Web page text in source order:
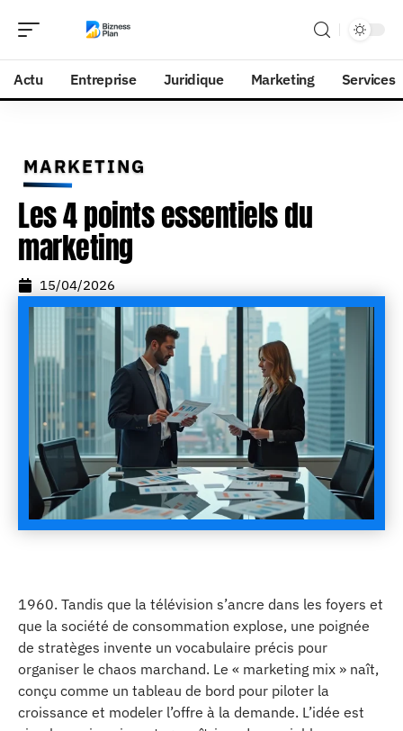
Actu Entreprise Juridique Marketing Services
MARKETING
Les 4 points essentiels du
marketing
15/04/2026
1960. Tandis que la télévision s’ancre dans les foyers et
que la société de consommation explose, une poignée
de stratèges invente un vocabulaire précis pour
organiser le chaos marchand. Le « marketing mix » naît,
conçu comme un tableau de bord pour piloter la
croissance et modeler l’offre à la demande. L’idée est